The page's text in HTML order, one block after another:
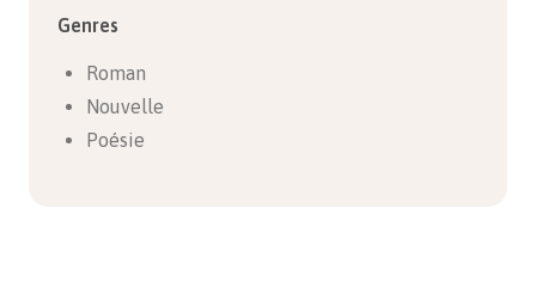
Genres
Roman
Nouvelle
Poésie